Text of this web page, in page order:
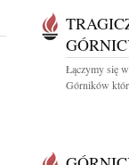
Łączymy się
Górników